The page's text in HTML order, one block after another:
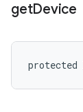
getDevice
protected